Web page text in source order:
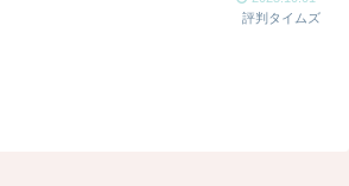
評判タイムズ